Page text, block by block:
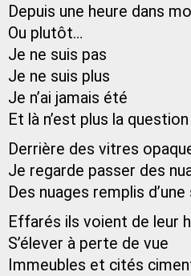
Depuis une heure dans
Ou plutôt…
Je ne suis pas
Je ne suis plus
Je n’ai jamais été
Et là n’est plus la question
Derrière des vitres
Je regarde passer des
Des nuages remplis
Effarés ils voient de leur
S’élever à perte de vue
Immeubles et cités